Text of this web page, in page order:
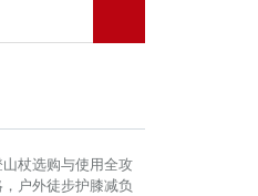
山杖选购与使用全攻
户外徒步护膝减负